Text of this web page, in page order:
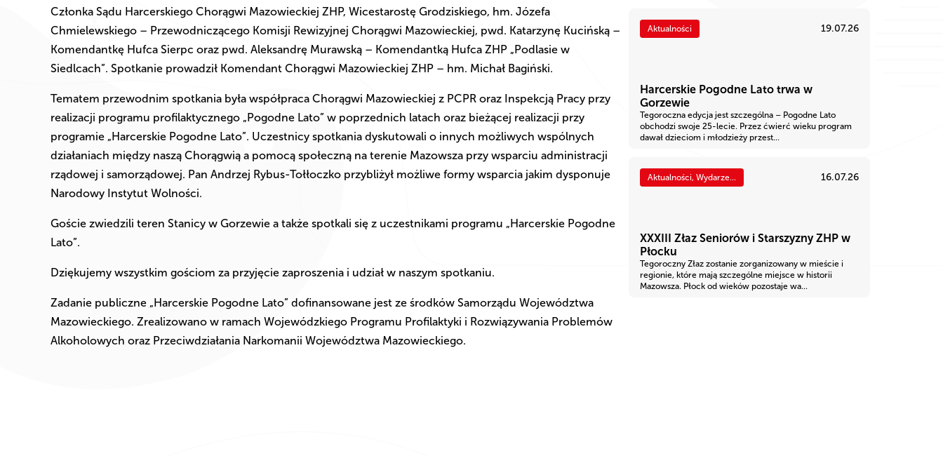
Członka Sądu Harcerskiego Chorągwi Mazowieckiej ZHP, Wicestarostę Grodziskiego, hm. Józefa
Chmielewskiego – Przewodniczącego Komisji Rewizyjnej Chorągwi Mazowieckiej, pwd. Katarzynę Kucińską –
Komendantkę Hufca Sierpc oraz pwd. Aleksandrę Murawską – Komendantką Hufca ZHP „Podlasie w
Siedlcach”. Spotkanie prowadził Komendant Chorągwi Mazowieckiej ZHP – hm. Michał Bagiński.
Tematem przewodnim spotkania była współpraca Chorągwi Mazowieckiej z PCPR oraz Inspekcją Pracy przy
realizacji programu profilaktycznego „Pogodne Lato” w poprzednich latach oraz bieżącej realizacji przy
programie „Harcerskie Pogodne Lato”. Uczestnicy spotkania dyskutowali o innych możliwych wspólnych
działaniach między naszą Chorągwią a pomocą społeczną na terenie Mazowsza przy wsparciu administracji
rządowej i samorządowej. Pan Andrzej Rybus-Tołłoczko przybliżył możliwe formy wsparcia jakim dysponuje
Narodowy Instytut Wolności.
Goście zwiedzili teren Stanicy w Gorzewie a także spotkali się z uczestnikami programu „Harcerskie Pogodne
Lato”.
Dziękujemy wszystkim gościom za przyjęcie zaproszenia i udział w naszym spotkaniu.
Zadanie publiczne „Harcerskie Pogodne Lato” dofinansowane jest ze środków Samorządu Województwa
Mazowieckiego. Zrealizowano w ramach Wojewódzkiego Programu Profilaktyki i Rozwiązywania Problemów
Alkoholowych oraz Przeciwdziałania Narkomanii Województwa Mazowieckiego.
Aktualności 19.07.26
Harcerskie Pogodne Lato trwa w
Gorzewie
Tegoroczna edycja jest szczególna – Pogodne Lato
obchodzi swoje 25-lecie. Przez ćwierć wieku program
dawał dzieciom i młodzieży przest...
Aktualności, Wydarze... 16.07.26
XXXIII Złaz Seniorów i Starszyzny ZHP w
Płocku
Tegoroczny Złaz zostanie zorganizowany w mieście i
regionie, które mają szczególne miejsce w historii
Mazowsza. Płock od wieków pozostaje wa...